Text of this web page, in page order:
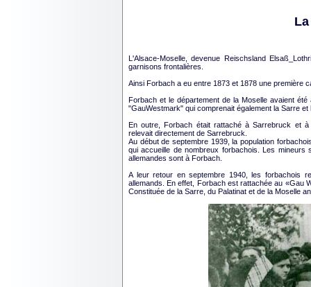
L'Alsace-Moselle, devenue Reischsland
garnisons frontalières.
Ainsi Forbach a eu entre 1873 et 1878 une première
Forbach et le département de la Moselle avaient
"GauWestmark" qui comprenait également la Sarre et
En outre, Forbach était rattaché à Sarrebruck et
relevait directement de Sarrebruck.
Au début de septembre 1939, la population
qui accueille de nombreux forbachois. Les
allemandes sont à Forbach.
A leur retour en septembre 1940, les forbachois
allemands. En effet, Forbach est rattachée au «Gau
Constituée de la Sarre, du Palatinat et de la Moselle